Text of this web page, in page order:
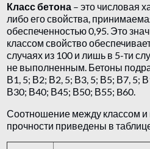
Класс бетона– это числовая
либо его свойства,
обеспеченностью 0,95. Это
классом свойство
случаях из 100 и лишь в 5-ти
не выполненным. Бетоны
В1, 5; В2; В2, 5; В3, 5; В5; В7, 5;
В30; В40; В45; В50; В55; B60.
Соотношение между классом и
прочности приведены в